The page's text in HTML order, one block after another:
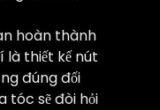
hoàn thành
là thiết kế nút
đúng đối
tóc sẽ đòi hỏi